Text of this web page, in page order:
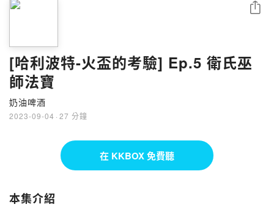
[哈利波特-火盃的考驗] Ep.5 衛氏巫
師法寶
奶油啤酒
2023-09-04 · 27 分鐘
分享
在 KKBOX 免費聽
本集介紹